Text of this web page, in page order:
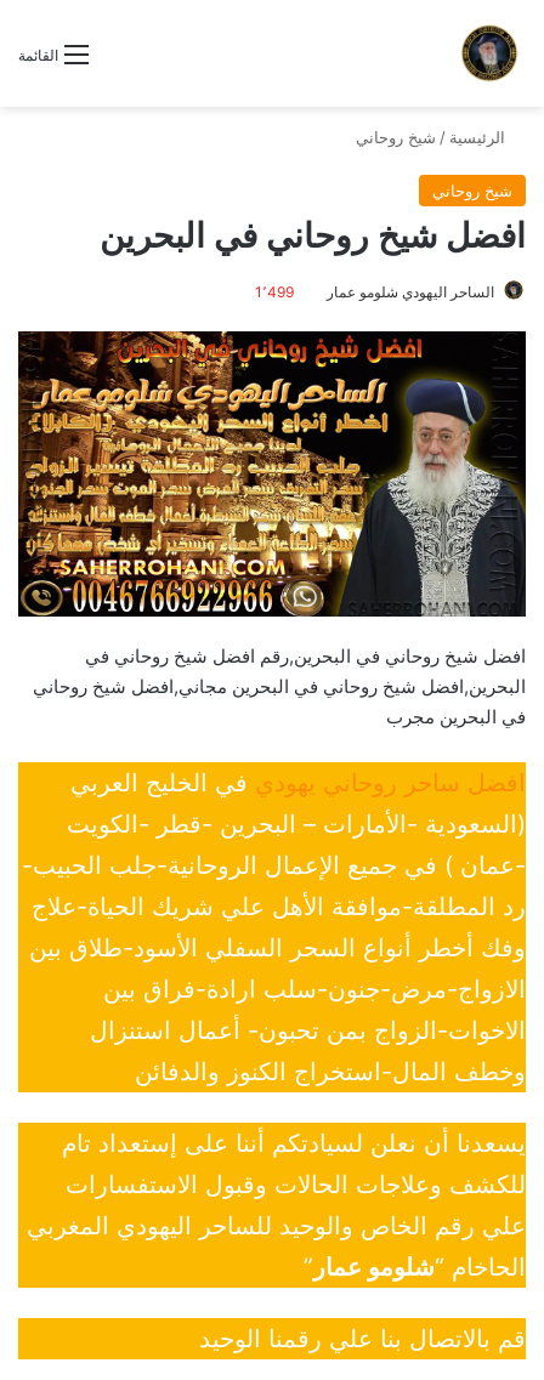
القائمة
الرئيسية / شيخ روحاني
شيخ روحاني
افضل شيخ روحاني في البحرين
الساحر اليهودي شلومو عمار 1٬499
افضل شيخ روحاني في البحرين,رقم افضل شيخ روحاني في
البحرين,افضل شيخ روحاني في البحرين مجاني,افضل شيخ روحاني
في البحرين مجرب
افضل ساحر روحاني يهودي في الخليج العربي
(السعودية -الأمارات – البحرين -قطر -الكويت
-عمان ) في جميع الإعمال الروحانية-جلب الحبيب-
رد المطلقة-موافقة الأهل علي شريك الحياة-علاج
وفك أخطر أنواع السحر السفلي الأسود-طلاق بين
الازواج-مرض-جنون-سلب ارادة-فراق بين
الاخوات-الزواج بمن تحبون- أعمال استنزال
وخطف المال-استخراج الكنوز والدفائن
يسعدنا أن نعلن لسيادتكم أننا على إستعداد تام
للكشف وعلاجات الحالات وقبول الاستفسارات
علي رقم الخاص والوحيد للساحر اليهودي المغربي
الحاخام “شلومو عمار ”
قم بالاتصال بنا علي رقمنا الوحيد